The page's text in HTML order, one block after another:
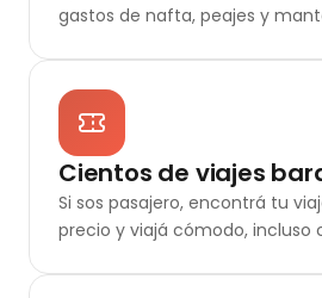
gastos de nafta, peajes y
Cientos de viajes
Si sos pasajero, encontrá tu
precio y viajá cómodo, incluso